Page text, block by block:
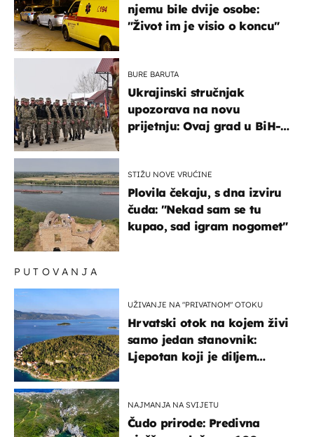
njemu bile dvije osobe:
"Život im je visio o koncu"
BURE BARUTA
Ukrajinski stručnjak
upozorava na novu
prijetnju: Ovaj grad u BiH-u
STIŽU NOVE VRUĆINE
Plovila čekaju, s dna izviru
čuda: "Nekad sam se tu
kupao, sad igram nogomet"
PUTOVANJA
UŽIVANJE NA "PRIVATNOM" OTOKU
Hrvatski otok na kojem živi
samo jedan stanovnik:
Ljepotan koji je diljem
NAJMANJA NA SVIJETU
Čudo prirode: Predivna